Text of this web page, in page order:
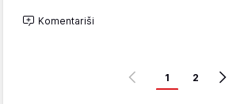
Komentariši
1 2